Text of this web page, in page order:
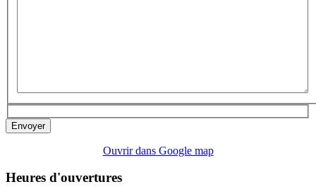
Envoyer
Ouvrir dans Google map
Heures d'ouvertures